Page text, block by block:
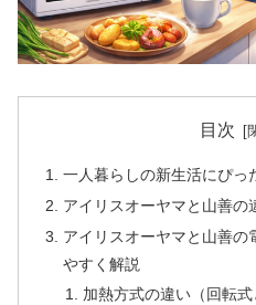
目次
一人暮らしの新生活にぴっ
アイリスオーヤマと山善の
アイリスオーヤマと山善の
やすく解説
加熱方式の違い（回転式